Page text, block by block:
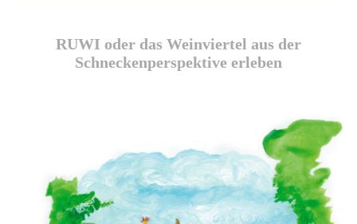
RUWI oder das Weinviertel aus der
Schneckenperspektive erleben